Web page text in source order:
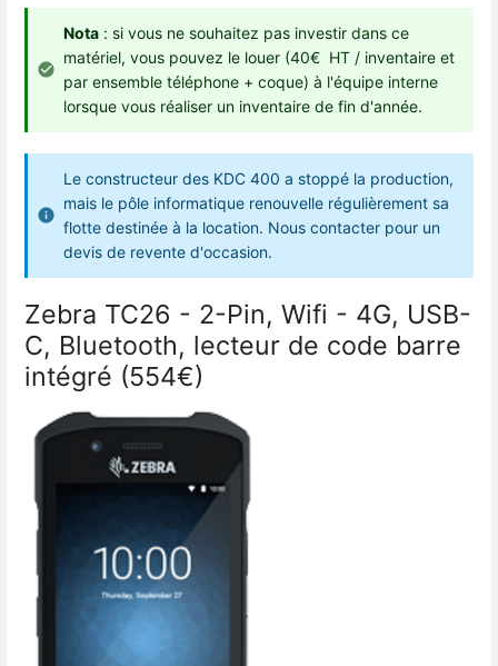
Nota : si vous ne souhaitez pas investir dans ce
matériel, vous pouvez le louer (40€ HT / inventaire et
par ensemble téléphone + coque) à l'équipe interne
lorsque vous réaliser un inventaire de fin d'année.
Le constructeur des KDC 400 a stoppé la production,
mais le pôle informatique renouvelle régulièrement sa
flotte destinée à la location. Nous contacter pour un
devis de revente d'occasion.
Zebra TC26 - 2-Pin, Wifi - 4G, USB-
C, Bluetooth, lecteur de code barre
intégré (554€)